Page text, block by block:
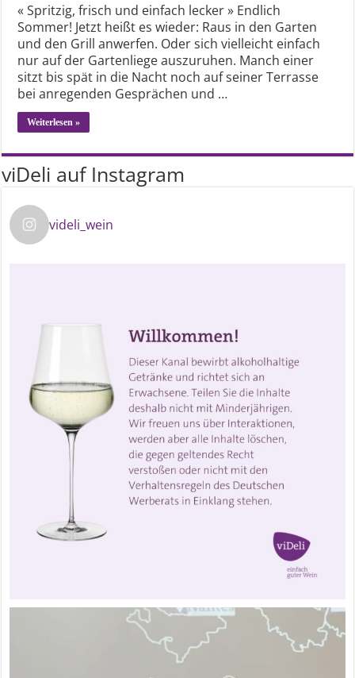
« Spritzig, frisch und einfach lecker » Endlich
Sommer! Jetzt heißt es wieder: Raus in den Garten
und den Grill anwerfen. Oder sich vielleicht einfach
nur auf der Gartenliege auszuruhen. Manch einer
sitzt bis spät in die Nacht noch auf seiner Terrasse
bei anregenden Gesprächen und …
Weiterlesen »
viDeli auf Instagram
videli_wein